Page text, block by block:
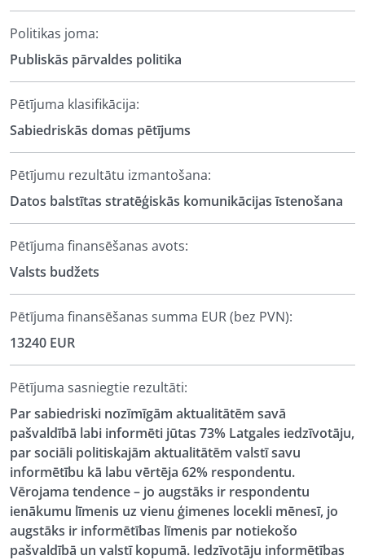
Politikas joma:
Publiskās pārvaldes politika
Pētījuma klasifikācija:
Sabiedriskās domas pētījums
Pētījumu rezultātu izmantošana:
Datos balstītas stratēģiskās komunikācijas īstenošana
Pētījuma finansēšanas avots:
Valsts budžets
Pētījuma finansēšanas summa EUR (bez PVN):
13240 EUR
Pētījuma sasniegtie rezultāti:
Par sabiedriski nozīmīgām aktualitātēm savā
pašvaldībā labi informēti jūtas 73% Latgales iedzīvotāju,
par sociāli politiskajām aktualitātēm valstī savu
informētību kā labu vērtēja 62% respondentu.
Vērojama tendence – jo augstāks ir respondentu
ienākumu līmenis uz vienu ģimenes locekli mēnesī, jo
augstāks ir informētības līmenis par notiekošo
pašvaldībā un valstī kopumā. Iedzīvotāju informētības